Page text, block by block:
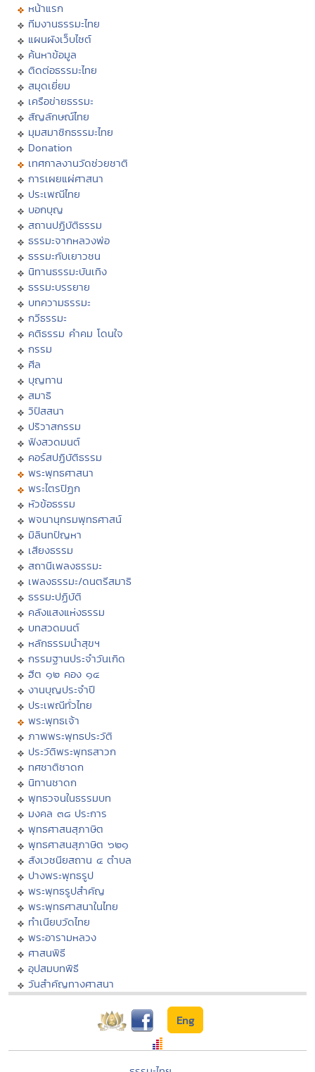
หน้าแรก
ทีมงานธรรมะไทย
แผนผังเว็บไซต์
ค้นหาข้อมูล
ติดต่อธรรมะไทย
สมุดเยี่ยม
เครือข่ายธรรมะ
สัญลักษณ์ไทย
มุมสมาชิกธรรมะไทย
Donation
เทศกาลงานวัดช่วยชาติ
การเผยแผ่ศาสนา
ประเพณีไทย
บอกบุญ
สถานปฏิบัติธรรม
ธรรมะจากหลวงพ่อ
ธรรมะกับเยาวชน
นิทานธรรมะบันเทิง
ธรรมะบรรยาย
บทความธรรมะ
กวีธรรมะ
คติธรรม คำคม โดนใจ
กรรม
ศีล
บุญทาน
สมาธิ
วิปัสสนา
ปริวาสกรรม
ฟังสวดมนต์
คอร์สปฏิบัติธรรม
พระพุทธศาสนา
พระไตรปิฏก
หัวข้อธรรม
พจนานุกรมพุทธศาสน์
มิลินทปัญหา
เสียงธรรม
สถานีเพลงธรรมะ
เพลงธรรมะ/ดนตรีสมาธิ
ธรรมะปฏิบัติ
คลังแสงแห่งธรรม
บทสวดมนต์
หลักธรรมนำสุขฯ
กรรมฐานประจำวันเกิด
ฮีต ๑๒ คอง ๑๔
งานบุญประจำปี
ประเพณีทั่วไทย
พระพุทธเจ้า
ภาพพระพุทธประวัติ
ประวัติพระพุทธสาวก
ทศชาติชาดก
นิทานชาดก
พุทธวจนในธรรมบท
มงคล ๓๘ ประการ
พุทธศาสนสุภาษิต
พุทธศาสนสุภาษิต ๖๒๑
สังเวชนียสถาน ๔ ตำบล
ปางพระพุทธรูป
พระพุทธรูปสำคัญ
พระพุทธศาสนาในไทย
ทำเนียบวัดไทย
พระอารามหลวง
ศาสนพิธี
อุปสมบทพิธี
วันสำคัญทางศาสนา
Eng